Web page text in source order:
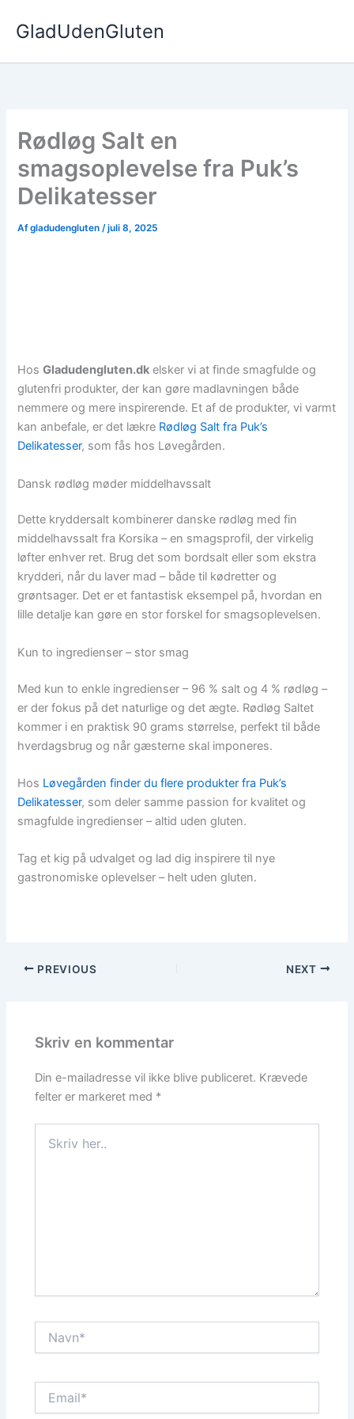
GladUdenGluten
Rødløg Salt en
smagsoplevelse fra Puk’s
Delikatesser
Afgladudengluten/juli 8, 2025
HosGladudengluten.dk elsker vi at finde smagfulde og
glutenfri produkter, der kan gøre madlavningen både
nemmere og mere inspirerende. Et af de produkter, vi varmt
kan anbefale, er det lækre Rødløg Salt fra Puk’s
Delikatesser, som fås hos Løvegården.
Dansk rødløg møder middelhavssalt
Dette kryddersalt kombinerer danske rødløg med fin
middelhavssalt fra Korsika – en smagsprofil, der virkelig
løfter enhver ret. Brug det som bordsalt eller som ekstra
krydderi, når du laver mad – både til kødretter og
grøntsager. Det er et fantastisk eksempel på, hvordan en
lille detalje kan gøre en stor forskel for smagsoplevelsen.
Kun to ingredienser – stor smag
Med kun to enkle ingredienser – 96 % salt og 4 % rødløg –
er der fokus på det naturlige og det ægte. Rødløg Saltet
kommer i en praktisk 90 grams størrelse, perfekt til både
hverdagsbrug og når gæsterne skal imponeres.
Hos Løvegården finder du flere produkter fra Puk’s
Delikatesser, som deler samme passion for kvalitet og
smagfulde ingredienser – altid uden gluten.
Tag et kig på udvalget og lad dig inspirere til nye
gastronomiske oplevelser – helt uden gluten.
PREVIOUS NEXT
Skriv en kommentar
Din e-mailadresse vil ikke blive publiceret. Krævede
felter er markeret med *
her..